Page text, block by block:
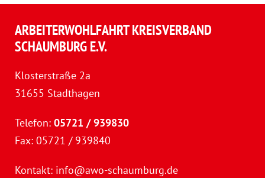
ARBEITERWOHLFAHRT KREISVERBAND
SCHAUMBURG E.V.
Klosterstraße 2a
31655 Stadthagen
Telefon: 05721 / 939830
Fax: 05721 / 939840
Kontakt: info@awo-schaumburg.de